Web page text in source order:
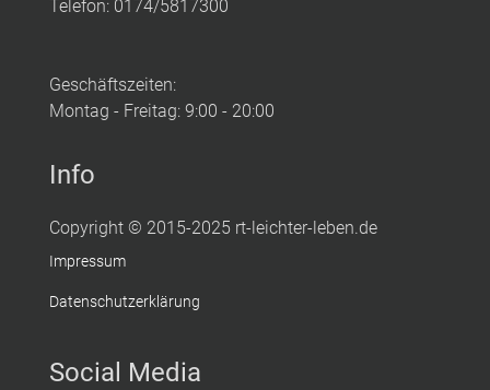
Telefon: 0174/5817300
Geschäftszeiten:
Montag - Freitag: 9:00 - 20:00
Info
Copyright © 2015-2025 rt-leichter-leben.de
Impressum
Datenschutzerklärung
Social Media